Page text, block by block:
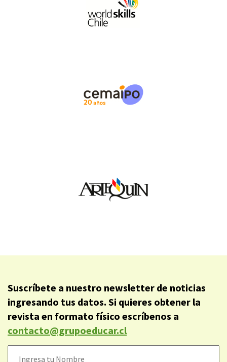
Suscríbete a nuestro newsletter de noticias
ingresando tus datos. Si quieres obtener la
revista en formato físico escríbenos a
contacto@grupoeducar.cl